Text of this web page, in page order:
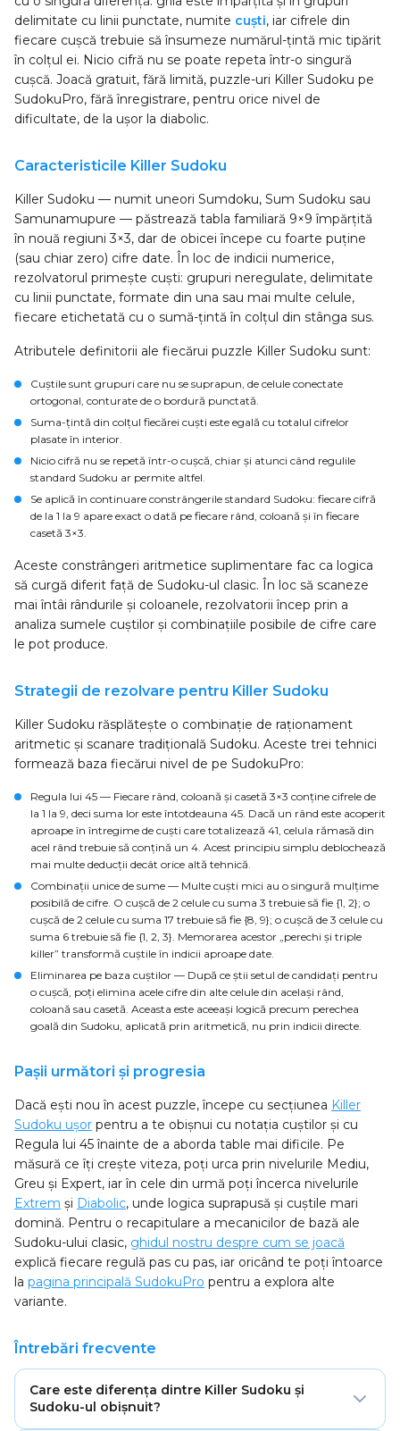
delimitate cu linii punctate, numite cuști, iar cifrele din
fiecare cușcă trebuie să însumeze numărul-țintă mic tipărit
în colțul ei. Nicio cifră nu se poate repeta într-o singură
cușcă. Joacă gratuit, fără limită, puzzle-uri Killer Sudoku pe
SudokuPro, fără înregistrare, pentru orice nivel de
dificultate, de la ușor la diabolic.
Caracteristicile Killer Sudoku
Killer Sudoku — numit uneori Sumdoku, Sum Sudoku sau
Samunamupure — păstrează tabla familiară 9×9 împărțită
în nouă regiuni 3×3, dar de obicei începe cu foarte puține
(sau chiar zero) cifre date. În loc de indicii numerice,
rezolvatorul primește cuști: grupuri neregulate, delimitate
cu linii punctate, formate din una sau mai multe celule,
fiecare etichetată cu o sumă-țintă în colțul din stânga sus.
Atributele definitorii ale fiecărui puzzle Killer Sudoku sunt:
Cuștile sunt grupuri care nu se suprapun, de celule conectate
ortogonal, conturate de o bordură punctată.
Suma-țintă din colțul fiecărei cuști este egală cu totalul cifrelor
plasate în interior.
Nicio cifră nu se repetă într-o cușcă, chiar și atunci când regulile
standard Sudoku ar permite altfel.
Se aplică în continuare constrângerile standard Sudoku: fiecare cifră
de la 1 la 9 apare exact o dată pe fiecare rând, coloană și în fiecare
casetă 3×3.
Aceste constrângeri aritmetice suplimentare fac ca logica
să curgă diferit față de Sudoku-ul clasic. În loc să scaneze
mai întâi rândurile și coloanele, rezolvatorii încep prin a
analiza sumele cuștilor și combinațiile posibile de cifre care
le pot produce.
Strategii de rezolvare pentru Killer Sudoku
Killer Sudoku răsplătește o combinație de raționament
aritmetic și scanare tradițională Sudoku. Aceste trei tehnici
formează baza fiecărui nivel de pe SudokuPro:
Regula lui 45 — Fiecare rând, coloană și casetă 3×3 conține cifrele de
la 1 la 9, deci suma lor este întotdeauna 45. Dacă un rând este acoperit
aproape în întregime de cuști care totalizează 41, celula rămasă din
acel rând trebuie să conțină un 4. Acest principiu simplu deblochează
mai multe deducții decât orice altă tehnică.
Combinații unice de sume — Multe cuști mici au o singură mulțime
posibilă de cifre. O cușcă de 2 celule cu suma 3 trebuie să fie {1, 2}; o
cușcă de 2 celule cu suma 17 trebuie să fie {8, 9}; o cușcă de 3 celule cu
suma 6 trebuie să fie {1, 2, 3}. Memorarea acestor „perechi și triple
killer” transformă cuștile în indicii aproape date.
Eliminarea pe baza cuștilor — După ce știi setul de candidați pentru
o cușcă, poți elimina acele cifre din alte celule din același rând,
coloană sau casetă. Aceasta este aceeași logică precum perechea
goală din Sudoku, aplicată prin aritmetică, nu prin indicii directe.
Pașii următori și progresia
Dacă ești nou în acest puzzle, începe cu secțiunea Killer
Sudoku ușor pentru a te obișnui cu notația cuștilor și cu
Regula lui 45 înainte de a aborda table mai dificile. Pe
măsură ce îți crește viteza, poți urca prin nivelurile Mediu,
Greu și Expert, iar în cele din urmă poți încerca nivelurile
Extrem și Diabolic, unde logica suprapusă și cuștile mari
domină. Pentru o recapitulare a mecanicilor de bază ale
Sudoku-ului clasic, ghidul nostru despre cum se joacă
explică fiecare regulă pas cu pas, iar oricând te poți întoarce
la pagina principală SudokuPro pentru a explora alte
variante.
Întrebări frecvente
Care este diferența dintre Killer Sudoku și
Sudoku-ul obișnuit?